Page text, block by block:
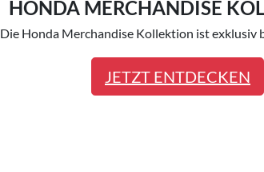
HONDA MERCHANDISE
Die Honda Merchandise Kollektion ist exklusiv
JETZT ENTDECKEN